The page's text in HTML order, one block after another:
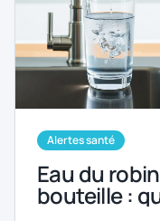
Alertes santé
Eau du
bouteille :